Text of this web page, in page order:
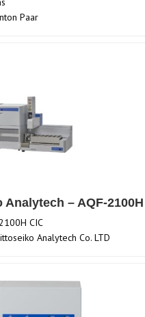
Paar
Analytech – AQF-
CIC
Analytech Co. LTD